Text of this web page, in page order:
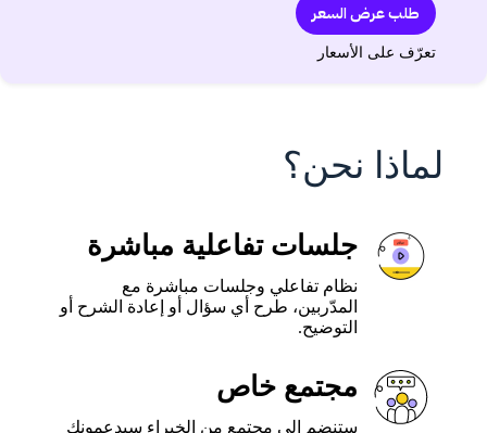
طلب عرض السعر
تعرّف على الأسعار
لماذا نحن؟
جلسات تفاعلية مباشرة
نظام تفاعلي وجلسات مباشرة مع
المدّربين، طرح أي سؤال أو إعادة الشرح أو
التوضيح.
مجتمع خاص
ستنضم إلى مجتمع من الخبراء سيدعمونك